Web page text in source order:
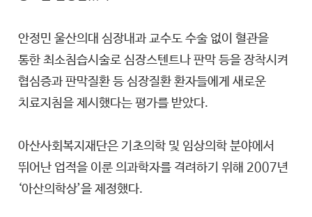
안정민 울산의대 심장내과 교수도 수술 없이 혈관을
통한 최소침습시술로 심장스텐트나 판막 등을 장착시켜
협심증과 판막질환 등 심장질환 환자들에게 새로운
치료지침을 제시했다는 평가를 받았다.
아산사회복지재단은 기초의학 및 임상의학 분야에서
뛰어난 업적을 이룬 의과학자를 격려하기 위해 2007년
‘아산의학상’을 제정했다.